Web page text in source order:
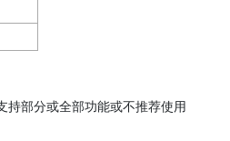
持部分或全部功能或不推荐使用